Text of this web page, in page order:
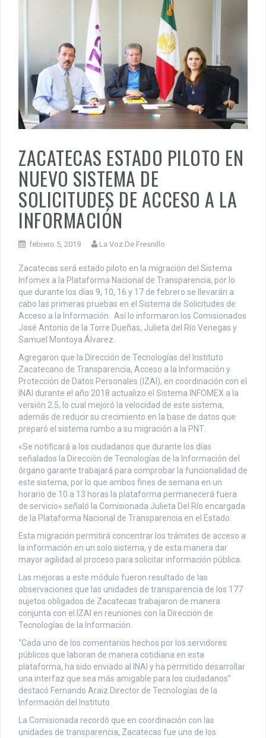
ZACATECAS ESTADO PILOTO EN
NUEVO SISTEMA DE
SOLICITUDES DE ACCESO A LA
INFORMACIÓN
febrero 5, 2019 La Voz De Fresnillo
Zacatecas será estado piloto en la migración del Sistema
Infomex a la Plataforma Nacional de Transparencia, por lo
que durante los días 9, 10, 16 y 17 de febrero se llevarán a
cabo las primeras pruebas en el Sistema de Solicitudes de
Acceso a la Información. Así lo informaron los Comisionados
José Antonio de la Torre Dueñas, Julieta del Río Venegas y
Samuel Montoya Álvarez.
Agregaron que la Dirección de Tecnologías del Instituto
Zacatecano de Transparencia, Acceso a la Información y
Protección de Datos Personales (IZAI), en coordinación con el
INAI durante el año 2018 actualizo el Sistema INFOMEX a la
versión 2.5, lo cual mejoró la velocidad de este sistema,
además de reducir su crecimiento en la base de datos que
preparó el sistema rumbo a su migración a la PNT.
«Se notificará a los ciudadanos que durante los días
señalados la Dirección de Tecnologías de la Información del
órgano garante trabajará para comprobar la funcionalidad de
este sistema, por lo que ambos fines de semana en un
horario de 10 a 13 horas la plataforma permanecerá fuera
de servicio» señaló la Comisionada Julieta Del Río encargada
de la Plataforma Nacional de Transparencia en el Estado.
Esta migración permitirá concentrar los trámites de acceso a
la información en un solo sistema, y de esta manera dar
mayor agilidad al proceso para solicitar información pública.
Las mejoras a este módulo fueron resultado de las
observaciones que las unidades de transparencia de los 177
sujetos obligados de Zacatecas trabajaron de manera
conjunta con el IZAI en reuniones con la Dirección de
Tecnologías de la Información.
“Cada uno de los comentarios hechos por los servidores
públicos que laboran de manera cotidiana en esta
plataforma, ha sido enviado al INAI y ha permitido desarrollar
una interfaz que sea más amigable para los ciudadanos”
destacó Fernando Araiz Director de Tecnologías de la
Información del Instituto.
La Comisionada recordó que en coordinación con las
unidades de transparencia, Zacatecas fue uno de los